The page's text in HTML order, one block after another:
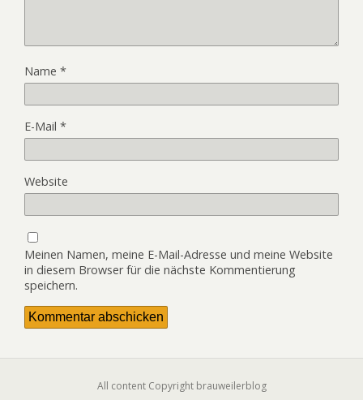
Name *
E-Mail *
Website
Meinen Namen, meine E-Mail-Adresse und meine Website
in diesem Browser für die nächste Kommentierung
speichern.
All content Copyright brauweilerblog